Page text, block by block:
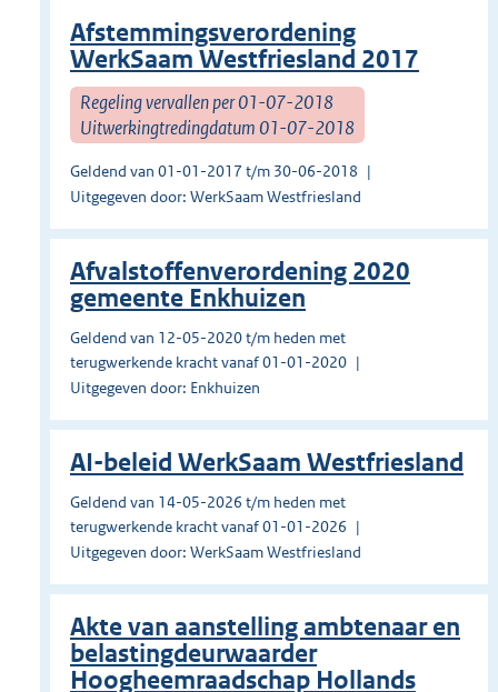
Afstemmingsverordening
WerkSaam Westfriesland 2017
Regeling vervallen per 01-07-2018
Uitwerkingtredingdatum 01-07-2018
Geldend van 01-01-2017 t/m 30-06-2018
Uitgegeven door: WerkSaam Westfriesland
Afvalstoffenverordening 2020
gemeente Enkhuizen
Geldend van 12-05-2020 t/m heden met
terugwerkende kracht vanaf 01-01-2020
Uitgegeven door: Enkhuizen
AI-beleid WerkSaam Westfriesland
Geldend van 14-05-2026 t/m heden met
terugwerkende kracht vanaf 01-01-2026
Uitgegeven door: WerkSaam Westfriesland
Akte van aanstelling ambtenaar en
belastingdeurwaarder
Hoogheemraadschap Hollands